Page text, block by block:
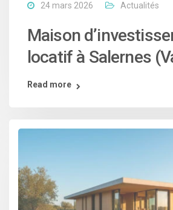
24 mars 2026 Actualités
Maison
locatif à Salernes
Read more